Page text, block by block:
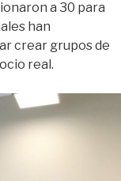
a 30 para
han
crear grupos de
real.